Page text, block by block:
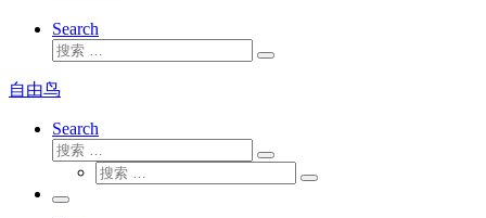
Search
搜
搜
自由鸟
Search
搜
搜
索
搜
搜
主